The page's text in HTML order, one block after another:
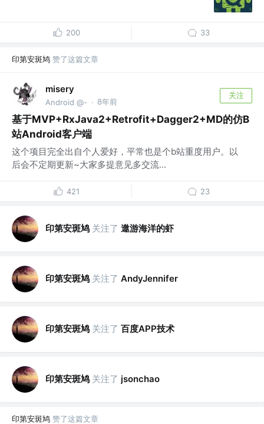
200 33
印第安斑鸠 赞了这篇文章
misery
Android @- · 8年前
关注
基于MVP+RxJava2+Retrofit+Dagger2+MD的仿B
站Android客户端
这个项目完全出自个人爱好，平常也是个b站重度用户。以
后会不定期更新~大家多提意见多交流...
421 23
印第安斑鸠 关注了 遨游海洋的虾
印第安斑鸠 关注了 AndyJennifer
印第安斑鸠 关注了 百度APP技术
印第安斑鸠 关注了 jsonchao
印第安斑鸠 赞了这篇文章